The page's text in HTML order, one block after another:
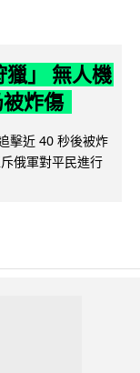
」 無人機
炸傷
擊近 40 秒後被炸
俄軍對平民進行